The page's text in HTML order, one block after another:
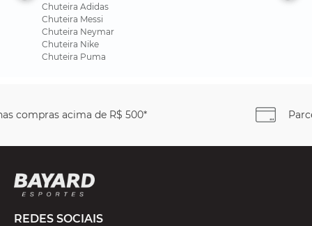
Equipamento Ideal para Tenistas Exigentes
Esses tênis oferecem o equilíbrio perfeito entre conforto, durabilidade e
equipamento para dominar as quadras!
Chuteira Adidas
Chuteira Messi
Chuteira Neymar
Chuteira Nike
Chuteira Puma
Parcele em até
REDES SOCIAIS